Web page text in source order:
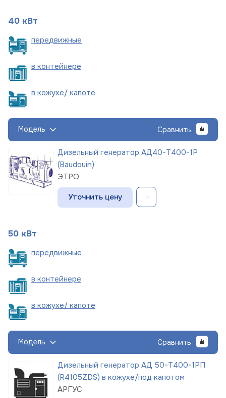
40 кВт
передвижные
в контейнере
в кожухе/ капоте
Модель Сравнить
Дизельный генератор АД40-Т400-1Р
(Baudouin)
ЭТРО
Уточнить цену
50 кВт
передвижные
в контейнере
в кожухе/ капоте
Модель Сравнить
Дизельный генератор АД 50-Т400-1РП
(R4105ZDS) в кожухе/под капотом
АРГУС